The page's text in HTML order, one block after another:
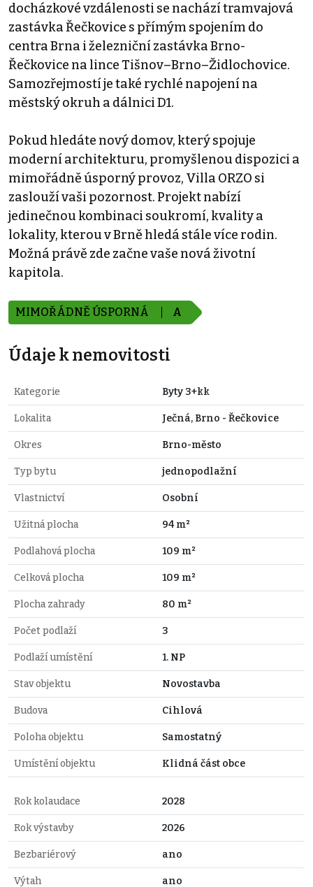
docházkové vzdálenosti se nachází tramvajová
zastávka Řečkovice s přímým spojením do
centra Brna i železniční zastávka Brno-
Řečkovice na lince Tišnov–Brno–Židlochovice.
Samozřejmostí je také rychlé napojení na
městský okruh a dálnici D1.
Pokud hledáte nový domov, který spojuje
moderní architekturu, promyšlenou dispozici a
mimořádně úsporný provoz, Villa ORZO si
zaslouží vaši pozornost. Projekt nabízí
jedinečnou kombinaci soukromí, kvality a
lokality, kterou v Brně hledá stále více rodin.
Možná právě zde začne vaše nová životní
kapitola.
MIMOŘÁDNĚ ÚSPORNÁ A
Údaje k nemovitosti
Kategorie Byty 3+kk
Lokalita Ječná, Brno - Řečkovice
Okres Brno-město
Typ bytu jednopodlažní
Vlastnictví Osobní
Užitná plocha 94 m²
Podlahová plocha 109 m²
Celková plocha 109 m²
Plocha zahrady 80 m²
Počet podlaží 3
Podlaží umístění 1. NP
Stav objektu Novostavba
Budova Cihlová
Poloha objektu Samostatný
Umístění objektu Klidná část obce
Rok kolaudace 2028
Rok výstavby 2026
Bezbariérový ano
Výtah ano